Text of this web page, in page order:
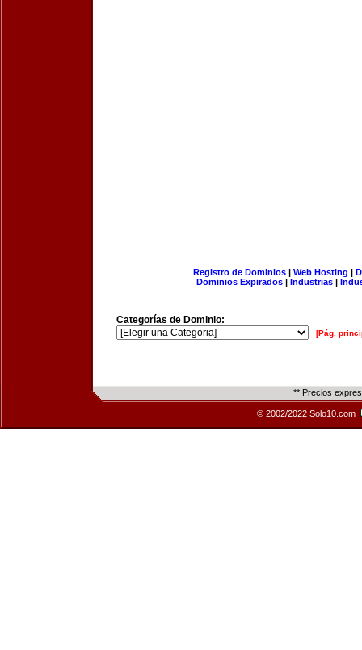
Registro de Dominios| Web Hosting |
Dominios Expirados | Industrias |
Categorías de Dominio:
[Pág.
** Precios
© 2002/2022 Solo10.com